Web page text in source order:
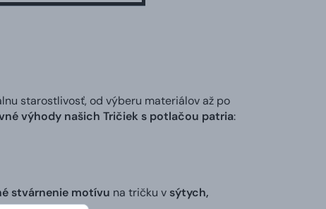
starostlivosť, od výberu materiálov až po
výhody našich Tričiek s potlačou patria:
stvárnenie motívu na tričku vsýtych,